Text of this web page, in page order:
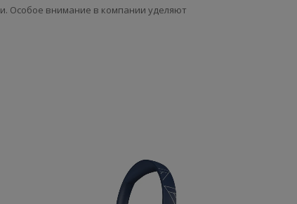
Особое внимание в компании уделяют